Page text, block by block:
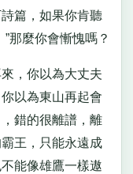
篇，如果你肯聽
那麼你會慚愧嗎？
，你以為大丈夫
以為東山再起會
錯的很離譜，離
王，只能永遠成
能像雄鷹一樣遨